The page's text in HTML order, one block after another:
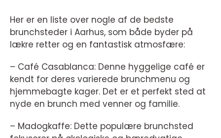
Her er en liste over nogle af de bedste
brunchsteder i Aarhus, som både byder på
lækre retter og en fantastisk atmosfære:
– Café Casablanca: Denne hyggelige café er
kendt for deres varierede brunchmenu og
hjemmebagte kager. Det er et perfekt sted at
nyde en brunch med venner og familie.
– Madogkaffe: Dette populære brunchsted